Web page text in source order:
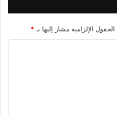
الحقول الإلزامية مشار إليها بـ*